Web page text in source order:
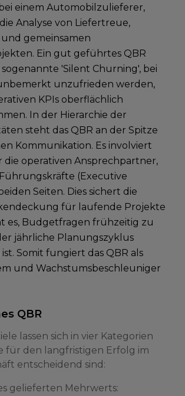
einem Automobilzulieferer,
Analyse von Liefertreue,
gemeinsamen
Ein gut geführtes QBR
'Silent Churning', bei
unzufrieden werden,
KPIs oberflächlich
In der Hierarchie der
steht das QBR an der Spitze
Kommunikation. Es involviert
die operativen Ansprechpartner,
(Executive
Seiten. Dies sichert die
für laufende Projekte
es, Budgetfragen frühzeitig zu
jährliche Planungszyklus
Somit fungiert das QBR als
und Wachstumsbeschleuniger
QBR
lassen sich in vier Kategorien
für den langfristigen Erfolg im
entscheidend sind:
gelieferten Mehrwerts: